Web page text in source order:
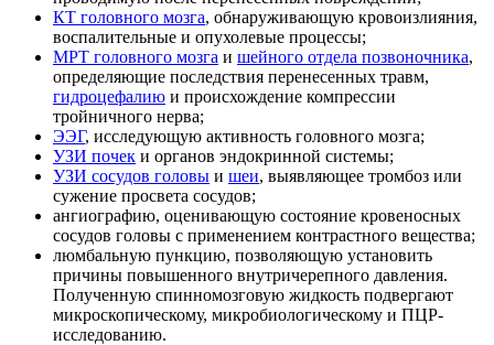
КТ головного мозга, обнаруживающую кровоизлияния,
воспалительные и опухолевые процессы;
МРТ головного мозга и шейного отдела позвоночника,
определяющие последствия перенесенных травм,
гидроцефалию и происхождение компрессии
тройничного нерва;
ЭЭГ, исследующую активность головного мозга;
УЗИ почек и органов эндокринной системы;
УЗИ сосудов головы и шеи, выявляющее тромбоз или
сужение просвета сосудов;
ангиографию, оценивающую состояние кровеносных
сосудов головы с применением контрастного вещества;
люмбальную пункцию, позволяющую установить
причины повышенного внутричерепного давления.
Полученную спинномозговую жидкость подвергают
микроскопическому, микробиологическому и ПЦР-
исследованию.